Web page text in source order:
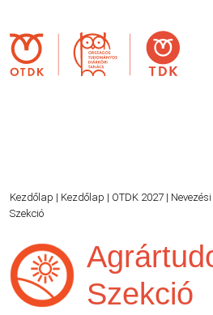
Kezdőlap | Kezdőlap | OTDK 2027 |
Szekció
Szekció